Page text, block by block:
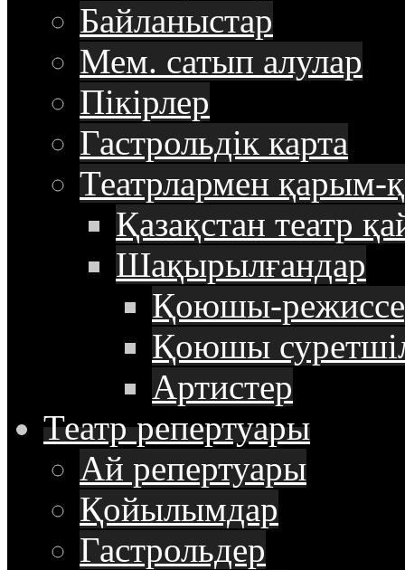
Байланыстар
Мем. сатып алулар
Пікірлер
Гастрольдік карта
Театрлармен қарым-
Қазақстан театр
Шақырылғандар
Қоюшы-
Қоюшы
Артистер
Театррепертуары
Ай репертуары
Қойылымдар
Гастрольдер